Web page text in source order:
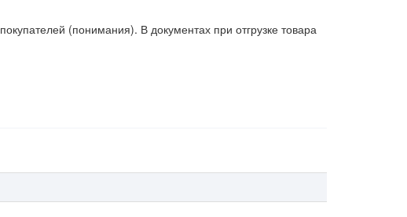
(понимания). В документах при отгрузке товара